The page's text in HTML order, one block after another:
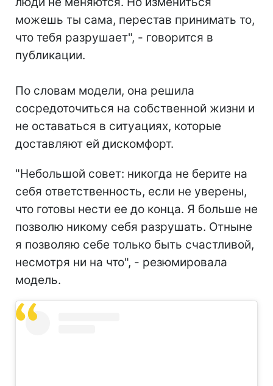
можешь ты сама, перестав принимать то,
что тебя разрушает", - говорится в
публикации.
По словам модели, она решила
сосредоточиться на собственной жизни и
не оставаться в ситуациях, которые
доставляют ей дискомфорт.
"Небольшой совет: никогда не берите на
себя ответственность, если не уверены,
что готовы нести ее до конца. Я больше не
позволю никому себя разрушать. Отныне
я позволяю себе только быть счастливой,
несмотря ни на что", - резюмировала
модель.